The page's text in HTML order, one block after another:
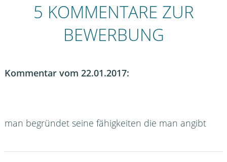
5 KOMMENTARE ZUR
BEWERBUNG
Kommentar vom 22.01.2017:
man begründet seine fähigkeiten die man angibt